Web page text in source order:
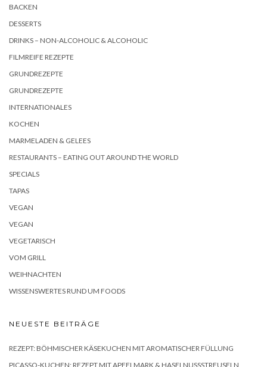
BACKEN
DESSERTS
DRINKS – NON-ALCOHOLIC & ALCOHOLIC
FILMREIFE REZEPTE
GRUNDREZEPTE
GRUNDREZEPTE
INTERNATIONALES
KOCHEN
MARMELADEN & GELEES
RESTAURANTS – EATING OUT AROUND THE WORLD
SPECIALS
TAPAS
VEGAN
VEGAN
VEGETARISCH
VOM GRILL
WEIHNACHTEN
WISSENSWERTES RUND UM FOODS
NEUESTE BEITRÄGE
REZEPT: BÖHMISCHER KÄSEKUCHEN MIT AROMATISCHER FÜLLUNG
PICASSO-KUCHEN: REZEPT MIT APFELMARK & HASELNUSSSTREUSELN